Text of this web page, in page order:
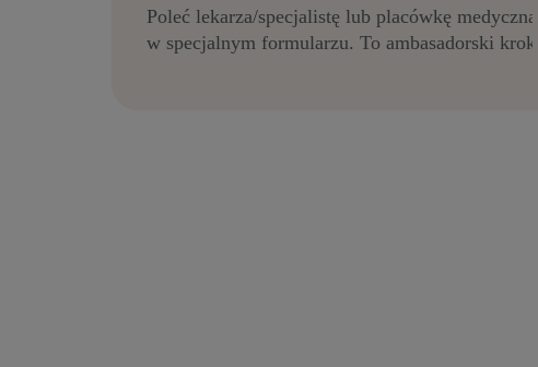
Poleć lekarza/specjalistę lub placówkę medyczną
w specjalnym formularzu. To ambasadorski krok!